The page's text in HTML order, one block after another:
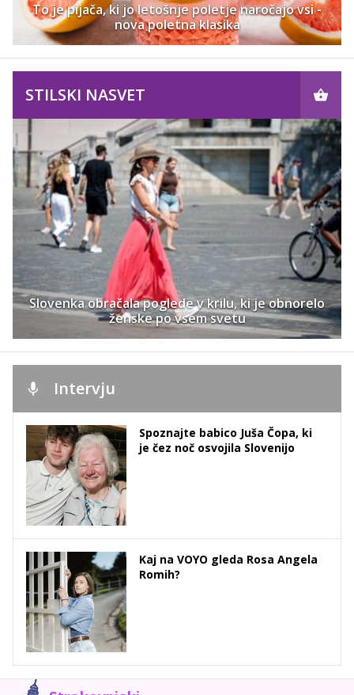
To je pijača, ki jo letošnje poletje naročajo vsi -
nova poletna klasika
STILSKI NASVET
Slovenka obračala poglede v krilu, ki je obnorelo
ženske po vsem svetu
Intervju
Spoznajte babico Juša Čopa, ki
je čez noč osvojila Slovenijo
Kaj na VOYO gleda Rosa Angela
Romih?